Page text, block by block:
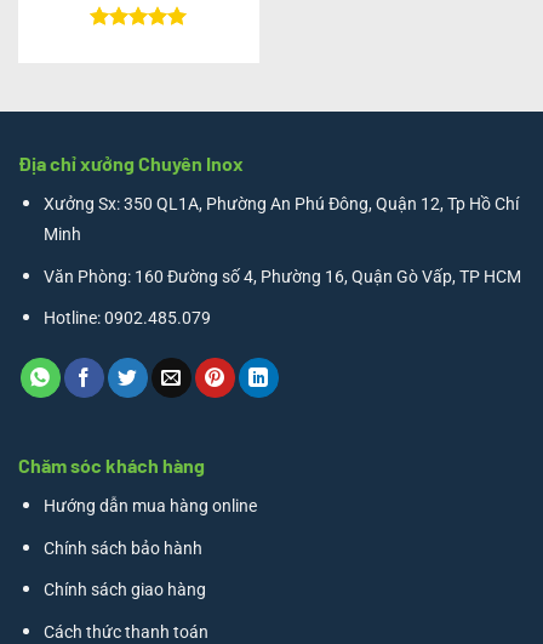
Địa chỉ xưởng Chuyên Inox
Xưởng Sx: 350 QL1A, Phường An Phú Đông, Quận 12, Tp Hồ Chí
Minh
Văn Phòng: 160 Đường số 4, Phường 16, Quận Gò Vấp, TP HCM
Hotline: 0902.485.079
Chăm sóc khách hàng
Hướng dẫn mua hàng online
Chính sách bảo hành
Chính sách giao hàng
Cách thức thanh toán